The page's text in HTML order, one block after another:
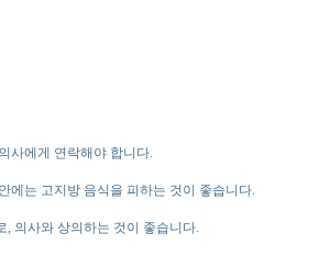
사에게 연락해야 합니다.
에는 고지방 음식을 피하는 것이 좋습니다.
의사와 상의하는 것이 좋습니다.